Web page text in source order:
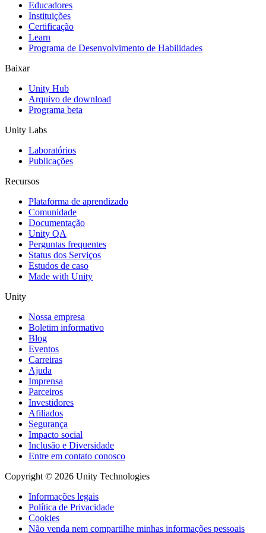
Jogos XR
Lance jogos XR em várias plataformas
Jogos com multijogador
Simplifique o desenvolvimento de jogos multiplayer
Educadores
Instituições
Certificação
Learn
Programa de Desenvolvimento de Habilidades
Baixar
Unity Hub
Arquivo de download
Programa beta
Unity Labs
Laboratórios
Publicações
Recursos
Plataforma de aprendizado
Comunidade
Documentação
Unity QA
Perguntas frequentes
Status dos Serviços
Estudos de caso
Made with Unity
Unity
Nossa empresa
Boletim informativo
Blog
Eventos
Carreiras
Ajuda
Imprensa
Parceiros
Investidores
Afiliados
Segurança
Impacto social
Inclusão e Diversidade
Entre em contato conosco
Copyright © 2026 Unity Technologies
Informações legais
Política de Privacidade
Cookies
Não venda nem compartilhe minhas informações pessoais